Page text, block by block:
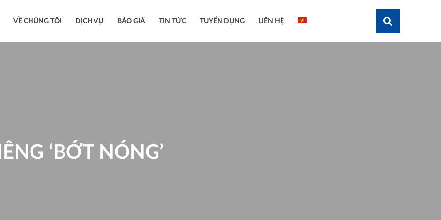
VỀ CHÚNG TÔI DỊCH VỤ BÁO GIÁ TIN TỨC TUYỂN DỤNG LIÊN HỆ
‘BỚT NÓNG’